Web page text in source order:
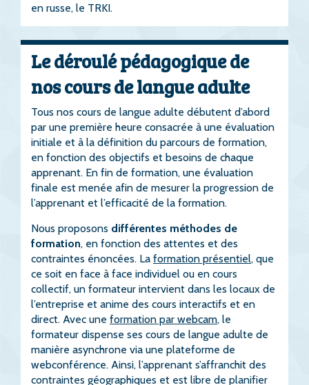
en russe, le TRKI.
Le déroulé pédagogique de
nos cours de langue adulte
Tous nos cours de langue adulte débutent d’abord
par une première heure consacrée à une évaluation
initiale et à la définition du parcours de formation,
en fonction des objectifs et besoins de chaque
apprenant. En fin de formation, une évaluation
finale est menée afin de mesurer la progression de
l’apprenant et l’efficacité de la formation.
Nous proposons différentes méthodes de
formation, en fonction des attentes et des
contraintes énoncées. La formation présentiel, que
ce soit en face à face individuel ou en cours
collectif, un formateur intervient dans les locaux de
l’entreprise et anime des cours interactifs et en
direct. Avec une formation par webcam, le
formateur dispense ses cours de langue adulte de
manière asynchrone via une plateforme de
webconférence. Ainsi, l’apprenant s’affranchit des
contraintes géographiques et est libre de planifier